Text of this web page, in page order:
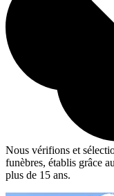
Nous vérifions et
funèbres, établis grâce
plus de 15 ans.